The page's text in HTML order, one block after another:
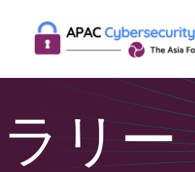
リー